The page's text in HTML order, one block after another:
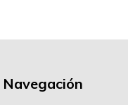
Navegación